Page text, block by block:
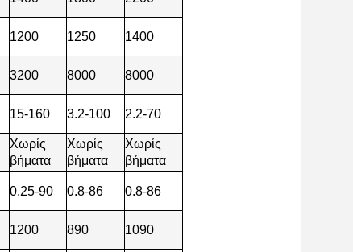
1200 1250 1400
3200 8000 8000
15-160 3.2-100 2.2-70
Χωρίς
βήματα
Χωρίς
βήματα
Χωρίς
βήματα
0.25-90 0.8-86 0.8-86
1200 890 1090